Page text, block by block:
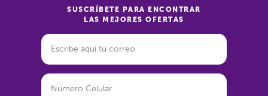
SUSCRÍBETE PARA ENCONTRAR
LAS MEJORES OFERTAS